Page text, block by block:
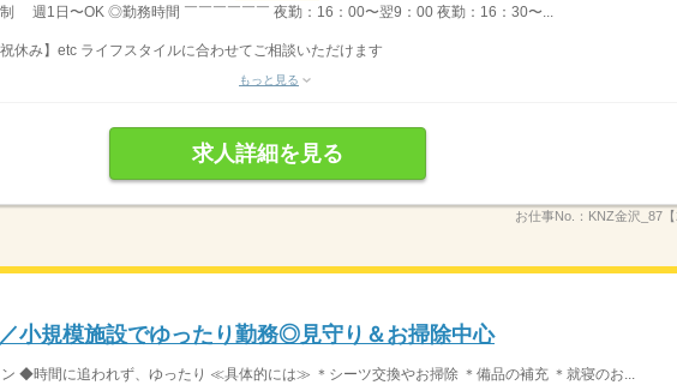
週1日〜OK ◎勤務時間 ￣￣￣￣￣￣ 夜勤：16：00〜翌9：00 夜勤：16：30〜...
祝休み】etc ライフスタイルに合わせてご相談いただけます
もっと見る
求人詳細を見る
お仕事No.： KNZ金沢_87【
小規模施設でゆったり勤務◎見守り＆お掃除中心
◆時間に追われず、ゆったり ≪具体的には≫ ＊シーツ交換やお掃除 ＊備品の補充 ＊就寝のお...